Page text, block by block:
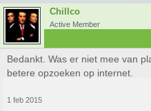
Chillco
Active Member
Bedankt. Was er niet mee van
betere opzoeken op internet.
1 feb 2015